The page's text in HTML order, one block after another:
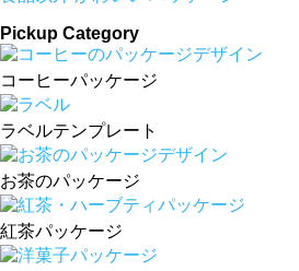
Pickup Category
コーヒーパッケージ
ラベルテンプレート
お茶のパッケージ
紅茶パッケージ